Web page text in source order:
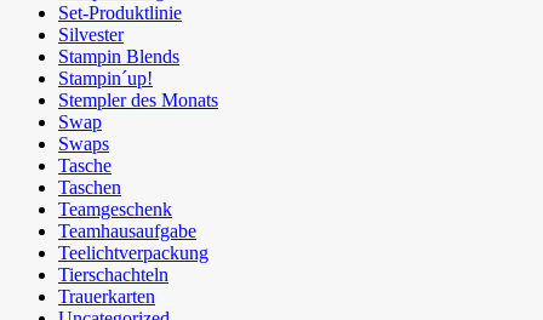
Set-Produktlinie
Silvester
Stampin Blends
Stampin´up!
Stempler des Monats
Swap
Swaps
Tasche
Taschen
Teamgeschenk
Teamhausaufgabe
Teelichtverpackung
Tierschachteln
Trauerkarten